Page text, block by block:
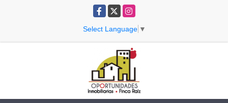
Facebook
X Instagram
Select Language ▼